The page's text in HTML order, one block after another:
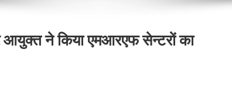
ने किया एमआरएफ सेन्टरों का